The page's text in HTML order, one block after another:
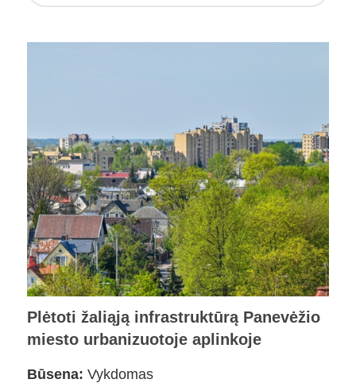
Plėtoti žaliąją infrastruktūrą Panevėžio
miesto urbanizuotoje aplinkoje
Būsena: Vykdomas